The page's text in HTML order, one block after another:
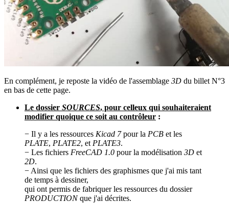
En complément, je reposte la vidéo de l'assemblage 3D du billet N°3
en bas de cette page.
Le dossier SOURCES, pour celleux qui souhaiteraient
modifier quoique ce soit au contrôleur :
− Il y a les ressources Kicad 7pour la PCB et les
PLATE, PLATE2, et PLATE3.
− Les fichiers FreeCAD 1.0 pour la modélisation 3D et
2D.
− Ainsi que les fichiers des graphismes que j'ai mis tant
de temps à dessiner,
qui ont permis de fabriquer les ressources du dossier
PRODUCTIONque j'ai décrites.